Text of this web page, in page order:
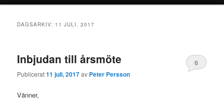
DAGSARKIV: 11 JULI, 2017
Inbjudan till årsmöte
Publicerat11 juli, 2017av Peter Persson
6
Vänner,